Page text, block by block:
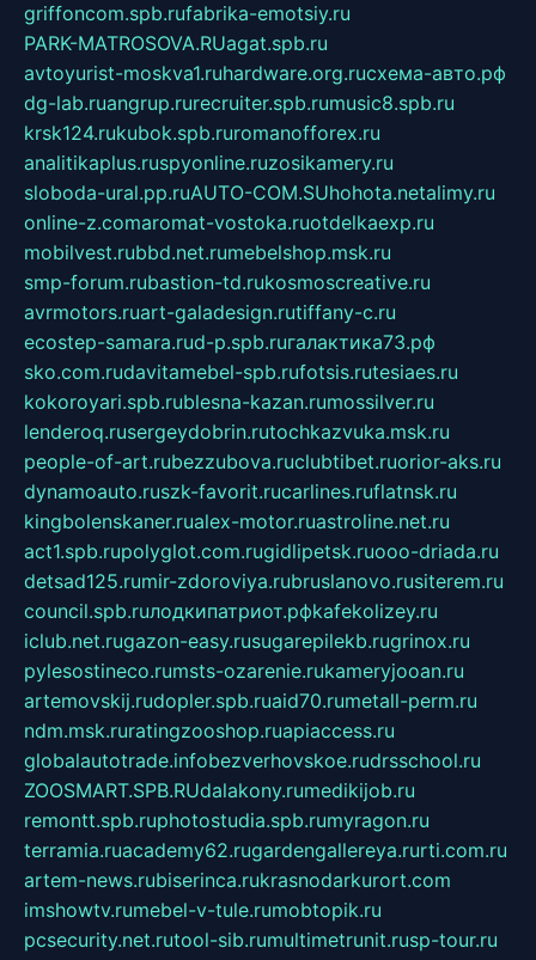
griffoncom.spb.rufabrika-emotsiy.ru
PARK-MATROSOVA.RUagat.spb.ru
avtoyurist-moskva1.ruhardware.org.ruсхема-авто.рф
dg-lab.ruangrup.rurecruiter.spb.rumusic8.spb.ru
krsk124.rukubok.spb.ruromanofforex.ru
analitikaplus.ruspyonline.ruzosikamery.ru
sloboda-ural.pp.ruAUTO-COM.SUhohota.netalimy.ru
online-z.comaromat-vostoka.ruotdelkaexp.ru
mobilvest.rubbd.net.rumebelshop.msk.ru
smp-forum.rubastion-td.rukosmoscreative.ru
avrmotors.ruart-galadesign.rutiffany-c.ru
ecostep-samara.rud-p.spb.ruгалактика73.рф
sko.com.rudavitamebel-spb.rufotsis.rutesiaes.ru
kokoroyari.spb.rublesna-kazan.rumossilver.ru
lenderoq.rusergeydobrin.rutochkazvuka.msk.ru
people-of-art.rubezzubova.ruclubtibet.ruorior-aks.ru
dynamoauto.ruszk-favorit.rucarlines.ruflatnsk.ru
kingbolenskaner.rualex-motor.ruastroline.net.ru
act1.spb.rupolyglot.com.rugidlipetsk.ruooo-driada.ru
detsad125.rumir-zdoroviya.rubruslanovo.rusiterem.ru
council.spb.ruлодкипатриот.рфkafekolizey.ru
iclub.net.rugazon-easy.rusugarepilekb.rugrinox.ru
pylesostineco.rumsts-ozarenie.rukameryjooan.ru
artemovskij.rudopler.spb.ruaid70.rumetall-perm.ru
ndm.msk.ruratingzooshop.ruapiaccess.ru
globalautotrade.infobezverhovskoe.rudrsschool.ru
ZOOSMART.SPB.RUdalakony.rumedikijob.ru
remontt.spb.ruphotostudia.spb.rumyragon.ru
terramia.ruacademy62.rugardengallereya.rurti.com.ru
artem-news.rubiserinca.rukrasnodarkurort.com
imshowtv.rumebel-v-tule.rumobtopik.ru
pcsecurity.net.rutool-sib.rumultimetrunit.rusp-tour.ru